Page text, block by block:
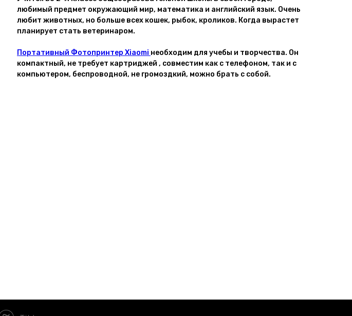
любимый предмет окружающий мир, математика и английский язык. Очень
любит животных, но больше всех кошек, рыбок, кроликов. Когда вырастет
планирует стать ветеринаром.
Портативный Фотопринтер Xiaomi необходим для учебы и творчества. Он
компактный, не требует картриджей , совместим как с телефоном, так и с
компьютером, беспроводной, не громоздкий, можно брать с собой.